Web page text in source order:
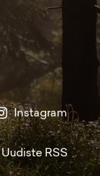
Instagram
Uudiste RSS